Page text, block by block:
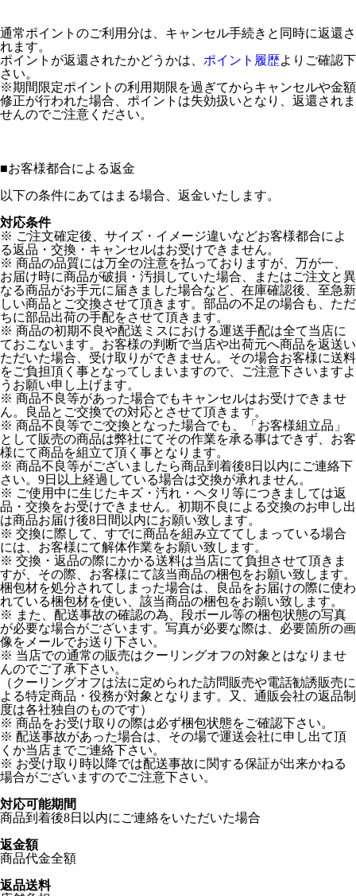
通常ポイントのご利用分は、キャンセル手続きと同時に返還さ
れます。
ポイントが返還されたかどうかは、 ポイント履歴よりご確認下
さい。
※期間限定ポイントの利用期限を過ぎてからキャンセルや金額
修正が行われた場合、ポイントは失効扱いとなり、返還されま
せんのでご注意ください。
■お客様都合による返金
以下の条件にあてはまる場合、返金いたします。
対応条件
※ ご注文確定後、サイズ・イメージ違いなどお客様都合によ
る返品・交換・キャンセルはお受けできません。
※ 商品の品質には万全の注意を払っておりますが、万が一、
お届け時に商品が破損・汚損していた場合、またはご注文と異
なる商品がお手元に届きました場合など、在庫確認後、至急新
しい商品とご交換させて頂きます。部品の不足の場合も、ただ
ちに部品出荷の手配をさせて頂きます。
※ 商品の初期不良や配送ミスにおける運送手配は全て当店に
ておこないます。お客様の判断で当店や出荷元へ商品を返送い
ただいた場合、受け取りができません。その場合お客様に送料
をご負担頂く事となってしまいますので、ご注意下さいますよ
うお願い申し上げます。
※ 商品不良等があった場合でもキャンセルはお受けできませ
ん。良品とご交換での対応とさせて頂きます。
※ 商品不良等でご交換となった場合でも、「お客様組立品」
として販売の商品は弊社にてその作業を承る事はできず、お客
様にて商品を組立て頂く事となります。
※ 商品不良等がございましたら商品到着後8日以内にご連絡下
さい。9日以上経過している場合は交換が承れません。
※ ご使用中に生じたキズ・汚れ・ヘタリ等につきましては返
品・交換をお受けできません。初期不良による交換のお申し出
は商品お届け後8日間以内にお願い致します。
※ 交換に際して、すでに商品を組み立ててしまっている場合
には、お客様にて解体作業をお願い致します。
※ 交換・返品の際にかかる送料は当店にて負担させて頂きま
すが、その際、お客様にて該当商品の梱包をお願い致します。
梱包材を処分されてしまった場合は、良品をお届けの際に使わ
れている梱包材を使い、該当商品の梱包をお願い致します。
※ また、配送事故の確認の為、段ボール等の梱包状態の写真
が必要な場合がございます。写真が必要な際は、必要箇所の画
像をメールでお送り下さい。
※ 当店での通常の販売はクーリングオフの対象とはなりませ
んのでご了承下さい。
（クーリングオフは法に定められた訪問販売や電話勧誘販売に
よる特定商品・役務が対象となります。又、通販会社の返品制
度は各社独自のものです）
※ 商品をお受け取りの際は必ず梱包状態をご確認下さい。
※ 配送事故があった場合は、その場で運送会社に申し出て頂
くか当店までご連絡下さい。
※ お受け取り時以降では配送事故に関する保証が出来かねる
場合がございますのでご注意下さい。
対応可能期間
商品到着後8日以内にご連絡をいただいた場合
返金額
商品代金全額
返品送料